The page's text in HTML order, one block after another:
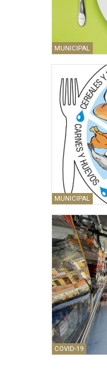
MUNICIPAL
MUNICIPAL
COVID-19